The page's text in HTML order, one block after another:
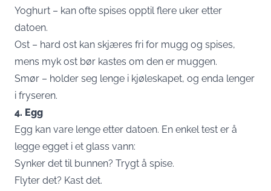
Yoghurt – kan ofte spises opptil flere uker etter
datoen.
Ost – hard ost kan skjæres fri for mugg og spises,
mens myk ost bør kastes om den er muggen.
Smør – holder seg lenge i kjøleskapet, og enda lenger
i fryseren.
4. Egg
Egg kan vare lenge etter datoen. En enkel test er å
legge egget i et glass vann:
Synker det til bunnen? Trygt å spise.
Flyter det? Kast det.